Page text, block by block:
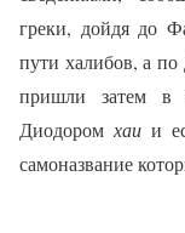
греки, дойдя до
пути халибов, а
пришли затем в
Диодором хаи и
самоназвание